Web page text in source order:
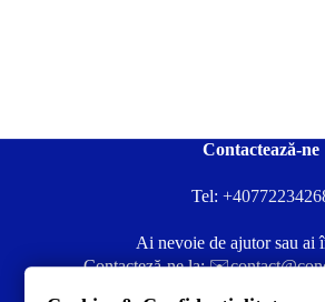
Contactează-ne
Tel:
Ai nevoie de ajutor sau ai
Contacteză-ne la: